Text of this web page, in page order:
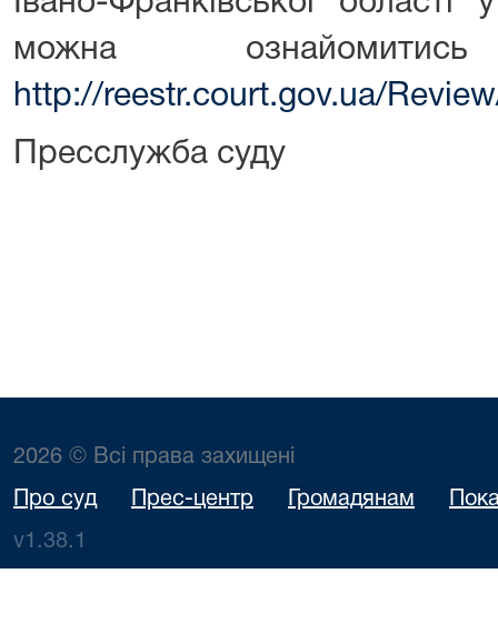
можна
http://reestr.court.gov.ua/
Пресслужба суду
2026 © Всі права захищені
Про суд Прес-центр Громадянам
v1.38.1